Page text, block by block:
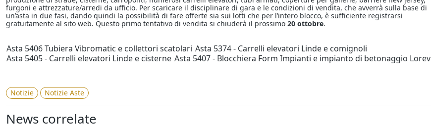
furgoni e attrezzature/arredi da ufficio. Per scaricare il disciplinare di gara e le condizioni di vendita, che avverrà sulla base di
un’asta in due fasi, dando quindi la possibilità di fare offerte sia sui lotti che per l’intero blocco, è sufficiente registrarsi
gratuitamente al sito web. Questo primo tentativo di vendita si chiuderà il prossimo 20 ottobre.
Asta 5406 Tubiera Vibromatic e collettori scatolari Asta 5374 - Carrelli elevatori Linde e comignoli
Asta 5405 - Carrelli elevatori Linde e cisterne Asta 5407 - Blocchiera Form Impianti e impianto di betonaggio Lorev
Notizie Notizie Aste
News correlate